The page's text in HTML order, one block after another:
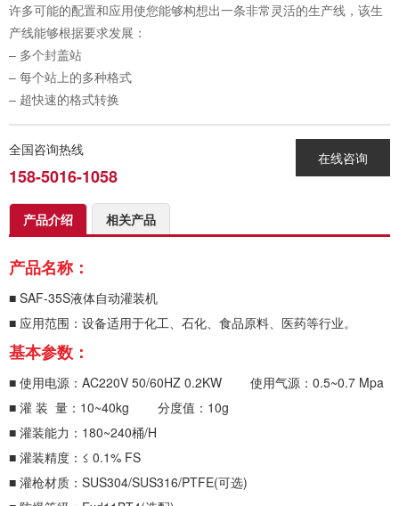
许多可能的配置和应用使您能够构想出一条非常灵活的生产线，该生
产线能够根据要求发展：
– 多个封盖站
– 每个站上的多种格式
– 超快速的格式转换
在线咨询
全国咨询热线
158-5016-1058
产品介绍 相关产品
产品名称：
■ SAF-35S液体自动灌装机
■ 应用范围：设备适用于化工、石化、食品原料、医药等行业。
基本参数：
■ 使用电源：AC220V 50/60HZ 0.2KW 使用气源：0.5~0.7 Mpa
■ 灌 装 量：10~40kg 分度值：10g
■ 灌装能力：180~240桶/H
■ 灌装精度：≤ 0.1% FS
■ 灌枪材质：SUS304/SUS316/PTFE(可选)